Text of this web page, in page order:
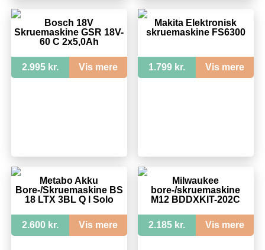
Bosch 18V
Skruemaskine GSR 18V-
60 C 2x5,0Ah
2.995 kr. Vis mere
Makita Elektronisk
skruemaskine FS6300
1.799 kr. Vis mere
Metabo Akku
Bore-/Skruemaskine BS
18 LTX 3BL Q I Solo
2.600 kr. Vis mere
Milwaukee
bore-/skruemaskine
M12 BDDXKIT-202C
2.185 kr. Vis mere